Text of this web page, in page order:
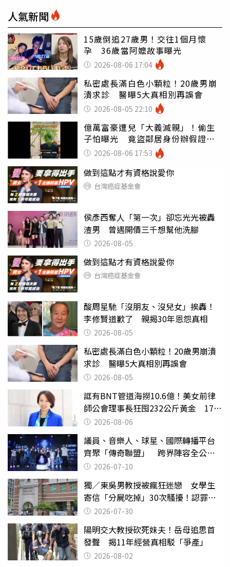
人氣新聞
15歲倒追27歲男！交往1個月懷
孕 36歲當阿嬤故事曝光
2026-08-06 17:04
私密處長滿白色小顆粒！20歲男崩
潰求診 醫曝5大真相別再誤會
2026-08-05 22:10
億萬富豪遭兒「大義滅親」！偷生
子怕曝光 竟盜鄰居身份辦假證落
戶 2026-08-06 17:53
做到這點才有資格說愛你
台灣癌症基金會
侯彥西奪人「第一次」卻忘光光被轟
渣男 曾遇開價三千想幫他洗腳
2026-08-05
做到這點才有資格說愛你
台灣癌症基金會
酸周星馳「沒朋友、沒兒女」挨轟！
李修賢道歉了 親揭30年恩怨真相
2026-08-05
私密處長滿白色小顆粒！20歲男崩潰
求診 醫曝5大真相別再誤會
2026-08-05
誆有BNT管道海撈10.6億！美女前律
師公會理事長狂囤232公斤黃金 17人
遭起訴
2026-08-06
議員、音樂人、球星、國際轉播平台
齊聚「傳奇聯盟」 跨界陣容全公
開 劍指亞洲新傳奇聯賽
2026-07-10
獨／東吳男教授被瘋狂迷戀 女學生
寄信「分屍吃掉」30次騷擾！認罪免
關 2026-07-30
陽明交大教授砍死妹夫！岳母追思首
發聲 揭11年經營真相駁「爭產」
2026-08-02